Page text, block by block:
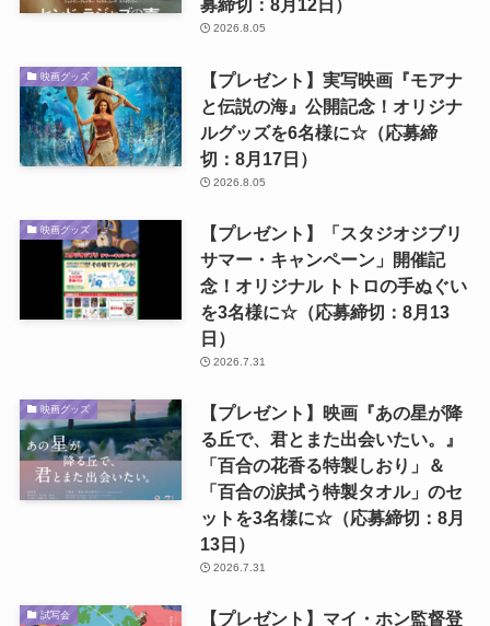
募締切：8月12日）
2026.8.05
映画グッズ
【プレゼント】実写映画『モアナ
と伝説の海』公開記念！オリジナ
ルグッズを6名様に☆（応募締
切：8月17日）
2026.8.05
映画グッズ
【プレゼント】「スタジオジブリ
サマー・キャンペーン」開催記
念！オリジナル トトロの手ぬぐい
を3名様に☆（応募締切：8月13
日）
2026.7.31
映画グッズ
【プレゼント】映画『あの星が降
る丘で、君とまた出会いたい。』
「百合の花香る特製しおり」＆
「百合の涙拭う特製タオル」のセ
ットを3名様に☆（応募締切：8月
13日）
2026.7.31
試写会
【プレゼント】マイ・ホン監督登